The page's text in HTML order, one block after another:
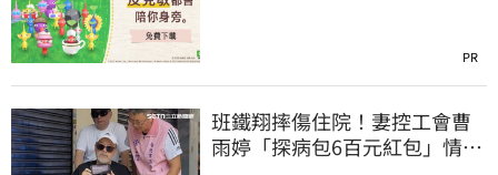
PR
班鐵翔摔傷住院！妻控工會曹
雨婷「探病包6百元紅包」情